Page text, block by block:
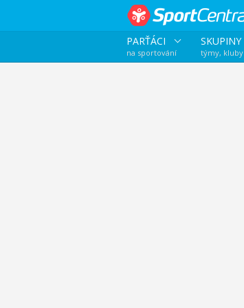
PARŤÁCI
na sportování
SKUPINY
týmy, kluby